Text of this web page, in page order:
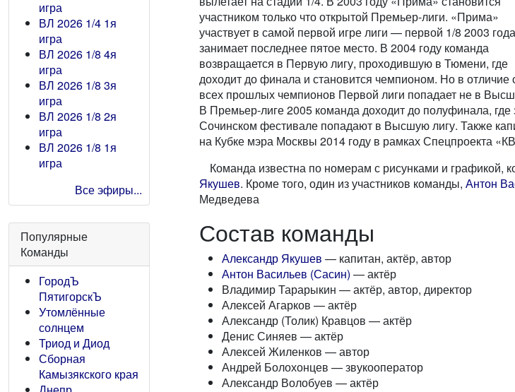
игра
ВЛ 2026 1/4 1я
игра
ВЛ 2026 1/8 4я
игра
ВЛ 2026 1/8 3я
игра
ВЛ 2026 1/8 2я
игра
ВЛ 2026 1/8 1я
игра
Все эфиры...
Популярные
Команды
ГородЪ
ПятигорскЪ
Утомлённые
солнцем
Триод и Диод
Сборная
Камызякского края
участником только что открытой Премьер-лиги. «Прима»
участвует в самой первой игре лиги — первой 1/8 2003
занимает последнее пятое место. В 2004 году команда
возвращается в Первую лигу, проходившую в Тюмени, где
доходит до финала и становится чемпионом. Но в отличие
всех прошлых чемпионов Первой лиги попадает не в
В Премьер-лиге 2005 команда доходит до полуфинала,
Сочинском фестивале попадают в Высшую лигу. Также
на Кубке мэра Москвы 2014 году в рамках Спецпроекта
Команда известна по номерам с рисунками и графикой,
Якушев. Кроме того, один из участников команды, Антон
Медведева
Состав команды
Александр Якушев — капитан, актёр, автор
Антон Васильев (Сасин) — актёр
Владимир Тарарыкин — актёр, автор, директор
Алексей Агарков — актёр
Александр (Толик) Кравцов — актёр
Денис Синяев — актёр
Алексей Жиленков — автор
Андрей Болохонцев — звукооператор
Александр Волобуев — актёр